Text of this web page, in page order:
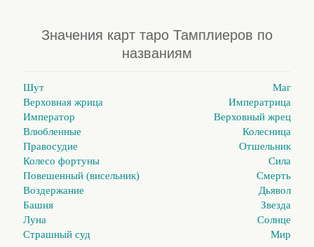
Значения карт таро Тамплиеров по
названиям
Шут
Маг
Верховная жрица
Императрица
Император
Верховный жрец
Влюбленные
Колесница
Правосудие
Отшельник
Колесо фортуны
Сила
Повешенный (висельник)
Смерть
Воздержание
Дьявол
Башня
Звезда
Луна
Солнце
Страшный суд
Мир